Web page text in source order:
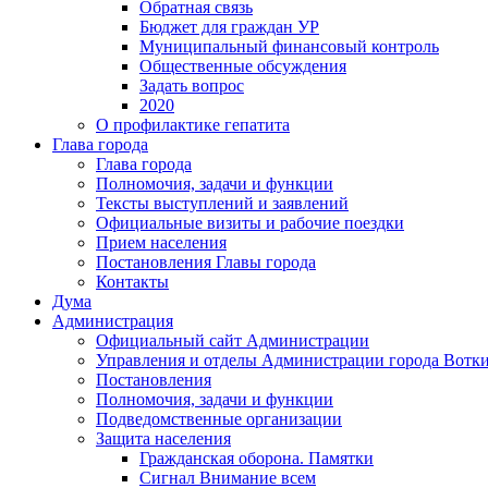
Обратная связь
Бюджет для граждан УР
Муниципальный финансовый контроль
Общественные обсуждения
Задать вопрос
2020
О профилактике гепатита
Глава города
Глава города
Полномочия, задачи и функции
Тексты выступлений и заявлений
Официальные визиты и рабочие поездки
Прием населения
Постановления Главы города
Контакты
Дума
Администрация
Официальный сайт Администрации
Управления и отделы Администрации города
Постановления
Полномочия, задачи и функции
Подведомственные организации
Защита населения
Гражданская оборона. Памятки
Сигнал Внимание всем